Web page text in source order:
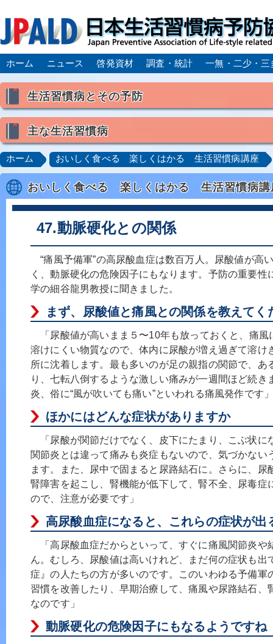
ホーム ニュース 啓発資材 調査・統計 一無・二少・三
生活習慣病とその予防
喫煙
食生活
主な生活習慣病
高血圧 脂質異常症（高脂血症） 糖尿病
肥満症／メタボリックシンドローム
動脈硬化
心
脂肪肝／NAFLD／NASH
アルコール肝疾患
ロコモティブシンドローム／サルコペニア／フレイル
ホーム おいしく食べる 楽しくはかる 生活習慣病講座
おいしく食べる 楽しくはかる 生活習慣病講
47.動脈硬化との関係
“痛風予備軍”の高尿酸血症は数百万人。尿酸値が高
く、動脈硬化の危険因子にもなります。予防の重要性
学の細谷龍男教授に聞きました。
まず、尿酸値と痛風との関係を教えてく
「尿酸値が高いまま５〜10年も放っておくと、痛風
溶けにくい物質なので、体内に尿酸が増え過ぎて溶け
所に沈着します。最も多いのが足の親指の関節で、あ
り、七転八倒するような激しい痛みが一週間ほど続き
炎、俗に“風が吹いても痛い”といわれる痛風発作です
ほかにはどんな症状がありますか
「尿酸が関節だけでなく、皮下にたまり、こぶ状に
関節炎とは違って痛みも炎症もないので、気づかない
ます。また、尿中で固まると尿路結石に。さらに、尿
腎障害を起こし、腎機能が低下して、腎不全、尿毒症
ので、注意が必要です」
高尿酸血症になると、これらの症状が出
「高尿酸血症だからといって、すぐに痛風関節炎や
ん。むしろ、尿酸値は高いけれど、まだ何の症状も出
症』の人たちの方が多いのです。このいわゆる予備軍
習慣を改善したり、早期治療して、痛風や尿路結石、
なのです」
動脈硬化の危険因子にもなるようですね